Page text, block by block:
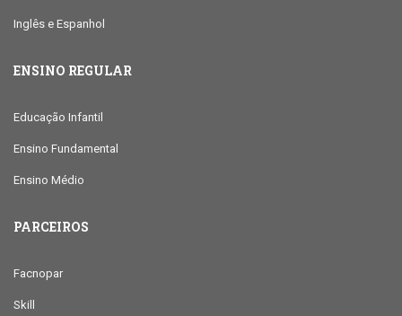
Inglês e Espanhol
ENSINO REGULAR
Educação Infantil
Ensino Fundamental
Ensino Médio
PARCEIROS
Facnopar
Skill